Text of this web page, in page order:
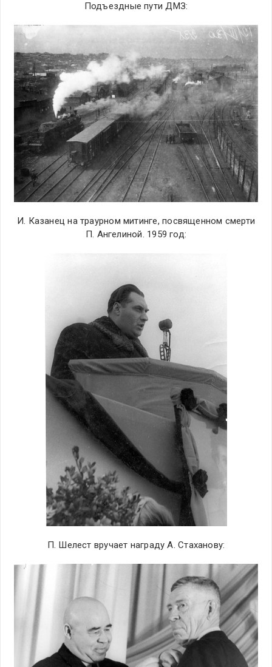
Подъездные пути ДМЗ:
И. Казанец на траурном митинге, посвященном смерти
П. Ангелиной. 1959 год:
П. Шелест вручает награду А. Стаханову: